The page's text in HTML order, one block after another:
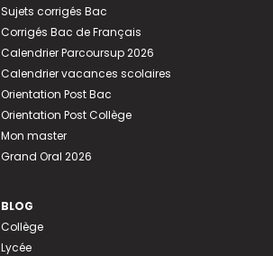
Sujets corrigés Bac
Corrigés Bac de Français
Calendrier Parcoursup 2026
Calendrier vacances scolaires
Orientation Post Bac
Orientation Post Collège
Mon master
Grand Oral 2026
BLOG
Collège
Lycée